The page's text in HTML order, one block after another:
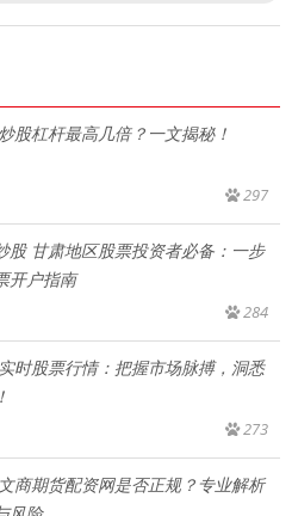
安全配资 炒股杠杆最高几倍？一文揭秘！
297
股 甘肃地区股票投资者必备：一步
开户指南
284
273
商期货配资网是否正规？专业解析